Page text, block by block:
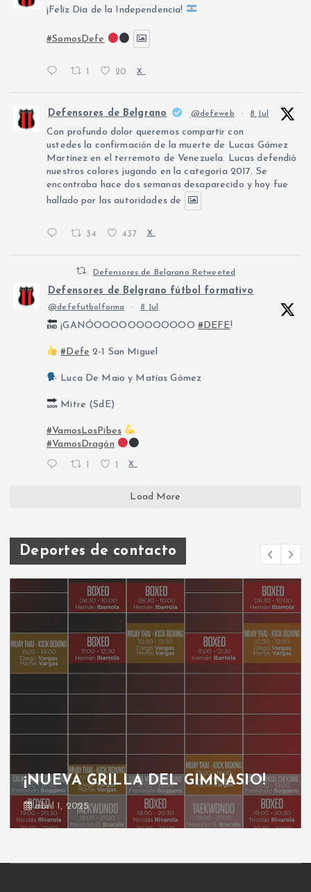
¡Feliz Día de la Independencia!
#SomosDefe
20 X
Defensores de Belgrano @defeweb · 8 Jul
Con profundo dolor queremos compartir con
ustedes la confirmación de la muerte de Lucas Gámez
Martínez en el terremoto de Venezuela. Lucas defendió
nuestros colores jugando en la categoría 2017. Se
encontraba hace dos semanas desaparecido y hoy fue
hallado por las autoridades de
34 437 X
Defensores de Belgrano Retweeted
Defensores de Belgrano fútbol formativo
@defefutbolforma · 8 Jul
¡GANÓOOOOOOOOOOOO #DEFE!
#Defe 2-1 San Miguel
Luca De Maio y Matías Gómez
Mitre (SdE)
#VamosLosPibes
#VamosDragón
1 1 X
Load More
Deportes de contacto
¡NUEVA GRILLA DEL GIMNASIO!
abril 1, 2025